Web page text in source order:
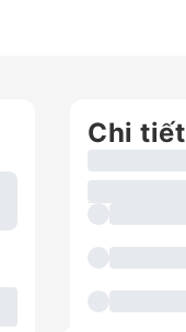
Chi tiết